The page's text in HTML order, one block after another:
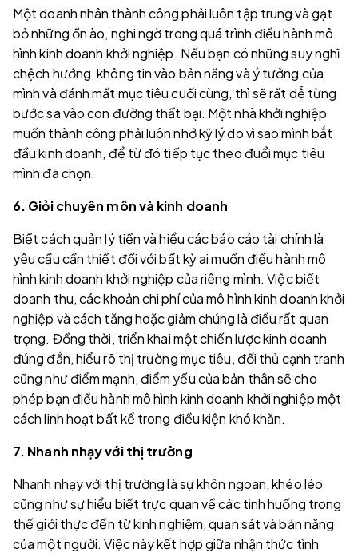
Một doanh nhân thành công phải luôn tập trung và gạt
bỏ những ồn ào, nghi ngờ trong quá trình điều hành mô
hình kinh doanh khởi nghiệp. Nếu bạn có những suy nghĩ
chệch hướng, không tin vào bản năng và ý tưởng của
mình và đánh mất mục tiêu cuối cùng, thì sẽ rất dễ từng
bước sa vào con đường thất bại. Một nhà khởi nghiệp
muốn thành công phải luôn nhớ kỹ lý do vì sao mình bắt
đầu kinh doanh, để từ đó tiếp tục theo đuổi mục tiêu
mình đã chọn.
6. Giỏi chuyên môn và kinh doanh
Biết cách quản lý tiền và hiểu các báo cáo tài chính là
yêu cầu cần thiết đối với bất kỳ ai muốn điều hành mô
hình kinh doanh khởi nghiệp của riêng mình. Việc biết
doanh thu, các khoản chi phí của mô hình kinh doanh khởi
nghiệp và cách tăng hoặc giảm chúng là điều rất quan
trọng. Đồng thời, triển khai một chiến lược kinh doanh
đúng đắn, hiểu rõ thị trường mục tiêu, đối thủ cạnh tranh
cũng như điểm mạnh, điểm yếu của bản thân sẽ cho
phép bạn điều hành mô hình kinh doanh khởi nghiệp một
cách linh hoạt bất kể trong điều kiện khó khăn.
7. Nhanh nhạy với thị trường
Nhanh nhạy với thị trường là sự khôn ngoan, khéo léo
cũng như sự hiểu biết trực quan về các tình huống trong
thế giới thực đến từ kinh nghiệm, quan sát và bản năng
của một người. Việc này kết hợp giữa nhận thức tình